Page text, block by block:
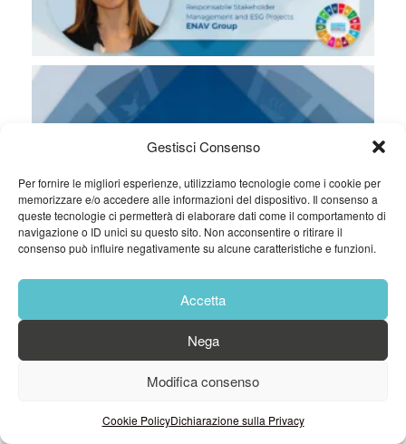
Gestisci Consenso
Per fornire le migliori esperienze, utilizziamo tecnologie come i cookie per
memorizzare e/o accedere alle informazioni del dispositivo. Il consenso a
queste tecnologie ci permetterà di elaborare dati come il comportamento di
navigazione o ID unici su questo sito. Non acconsentire o ritirare il
consenso può influire negativamente su alcune caratteristiche e funzioni.
Accetta
Nega
Modifica consenso
Cookie PolicyDichiarazione sulla Privacy